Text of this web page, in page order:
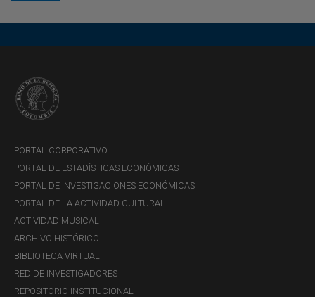
PORTAL CORPORATIVO
PORTAL DE ESTADÍSTICAS ECONÓMICAS
PORTAL DE INVESTIGACIONES ECONÓMICAS
PORTAL DE LA ACTIVIDAD CULTURAL
ACTIVIDAD MUSICAL
ARCHIVO HISTÓRICO
BIBLIOTECA VIRTUAL
RED DE INVESTIGADORES
REPOSITORIO INSTITUCIONAL